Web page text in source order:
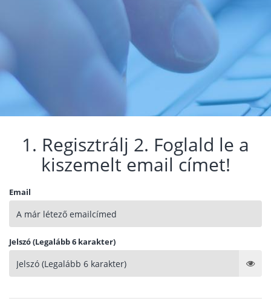
1. Regisztrálj 2. Foglald le a
kiszemelt email címet!
Email
Jelszó (Legalább 6 karakter)